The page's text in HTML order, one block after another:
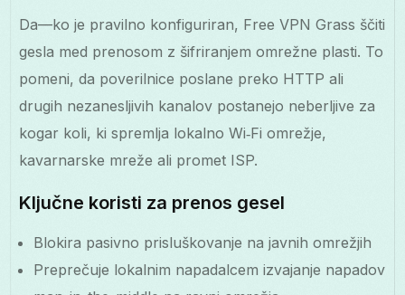
Da—ko je pravilno konfiguriran, Free VPN Grass ščiti
gesla med prenosom z šifriranjem omrežne plasti. To
pomeni, da poverilnice poslane preko HTTP ali
drugih nezanesljivih kanalov postanejo neberljive za
kogar koli, ki spremlja lokalno Wi‑Fi omrežje,
kavarnarske mreže ali promet ISP.
Ključne koristi za prenos gesel
Blokira pasivno prisluškovanje na javnih omrežjih
Preprečuje lokalnim napadalcem izvajanje napadov